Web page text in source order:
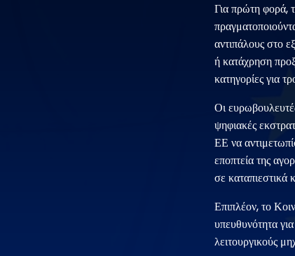
Για πρώτη φορά,
αντιπάλους στο
ή κατάχρηση
κατηγορίες για
Οι
ψηφιακές
ΕΕ να
εποπτεία της
σε καταπιεστικά
Επιπλέον, το
υπευθυνότητα
λειτουργικούς